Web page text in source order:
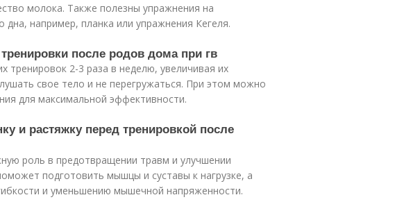
молока. Также полезны упражнения на
например, планка или упражнения Кегеля.
после родов дома при гв
тренировок 2-3 раза в неделю, увеличивая их
свое тело и не перегружаться. При этом можно
для максимальной эффективности.
и растяжку перед тренировкой после
роль в предотвращении травм и улучшении
подготовить мышцы и суставы к нагрузке, а
и уменьшению мышечной напряженности.